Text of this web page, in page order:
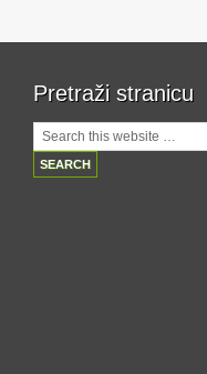
Pretraži stranicu